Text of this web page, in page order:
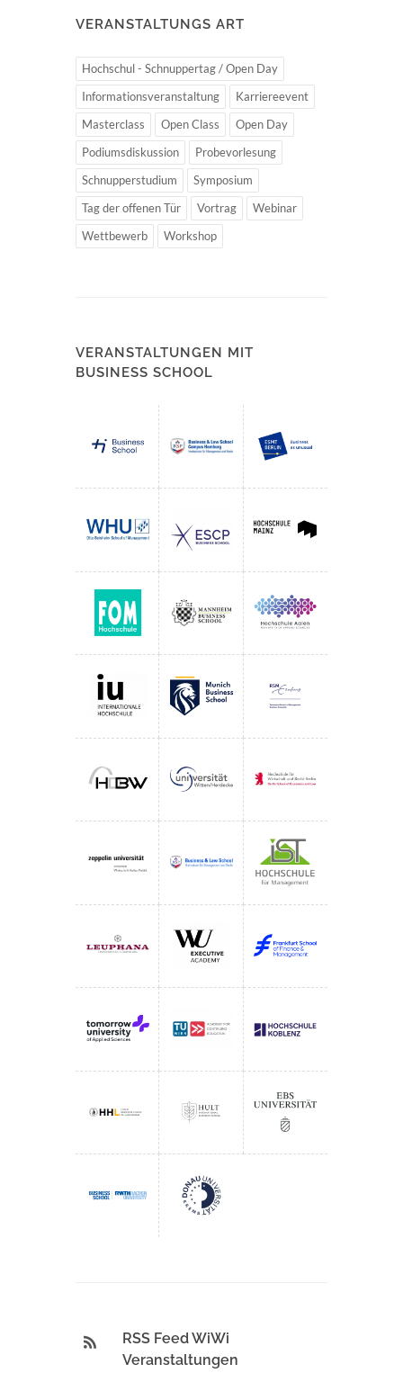
VERANSTALTUNGS ART
Hochschul - Schnuppertag / Open Day
Informationsveranstaltung
Karriereevent
Masterclass
Open Class
Open Day
Podiumsdiskussion
Probevorlesung
Schnupperstudium
Symposium
Tag der offenen Tür
Vortrag
Webinar
Wettbewerb
Workshop
VERANSTALTUNGEN MIT
BUSINESS SCHOOL
RSS Feed WiWi
Veranstaltungen